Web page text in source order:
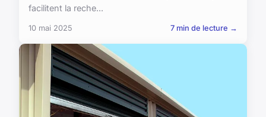
facilitent la reche...
10 mai 2025 7 min de lecture →